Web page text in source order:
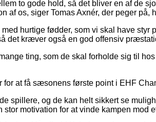
to gode hold, så det bliver en af de
af os, siger Tomas Axnér, der peger
hurtige fødder, som vi skal have
det kræver også en god offensiv
ting, som de skal forholde sig til
for at få sæsonens første point i EHF
spillere, og de kan helt sikkert se
motivation for at vinde kampen mod